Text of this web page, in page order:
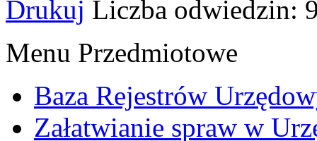
Drukuj Liczba odwiedzin:
Menu Przedmiotowe
Baza Rejestrów
Załatwianie spraw w